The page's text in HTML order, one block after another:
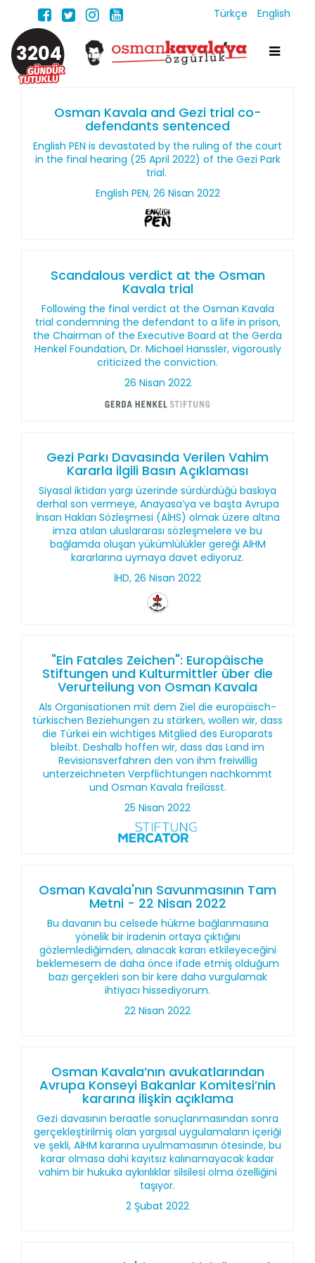
Türkçe English
3204
Osman Kavala and Gezi trial co-
defendants sentenced
English PEN is devastated by the ruling of the court
in the final hearing (25 April 2022) of the Gezi Park
trial.
English PEN, 26 Nisan 2022
Scandalous verdict at the Osman
Kavala trial
Following the final verdict at the Osman Kavala
trial condemning the defendant to a life in prison,
the Chairman of the Executive Board at the Gerda
Henkel Foundation, Dr. Michael Hanssler, vigorously
criticized the conviction.
26 Nisan 2022
Gezi Parkı Davasında Verilen Vahim
Kararla ilgili Basın Açıklaması
Siyasal iktidarı yargı üzerinde sürdürdüğü baskıya
derhal son vermeye, Anayasa’ya ve başta Avrupa
İnsan Hakları Sözleşmesi (AİHS) olmak üzere altına
imza atılan uluslararası sözleşmelere ve bu
bağlamda oluşan yükümlülükler gereği AİHM
kararlarına uymaya davet ediyoruz.
İHD, 26 Nisan 2022
"Ein Fatales Zeichen": Europäische
Stiftungen und Kulturmittler über die
Verurteilung von Osman Kavala
Als Organisationen mit dem Ziel die europäisch-
türkischen Beziehungen zu stärken, wollen wir, dass
die Türkei ein wichtiges Mitglied des Europarats
bleibt. Deshalb hoffen wir, dass das Land im
Revisionsverfahren den von ihm freiwillig
unterzeichneten Verpflichtungen nachkommt
und Osman Kavala freilässt.
25 Nisan 2022
Osman Kavala'nın Savunmasının Tam
Metni - 22 Nisan 2022
Bu davanın bu celsede hükme bağlanmasına
yönelik bir iradenin ortaya çıktığını
gözlemlediğimden, alınacak kararı etkileyeceğini
beklemesem de daha önce ifade etmiş olduğum
bazı gerçekleri son bir kere daha vurgulamak
ihtiyacı hissediyorum.
22 Nisan 2022
Osman Kavala’nın avukatlarından
Avrupa Konseyi Bakanlar Komitesi’nin
kararına ilişkin açıklama
Gezi davasının beraatle sonuçlanmasından sonra
gerçekleştirilmiş olan yargısal uygulamaların içeriği
ve şekli, AİHM kararına uyulmamasının ötesinde, bu
karar olmasa dahi kayıtsız kalınamayacak kadar
vahim bir hukuka aykırılıklar silsilesi olma özelliğini
taşıyor.
2 Şubat 2022